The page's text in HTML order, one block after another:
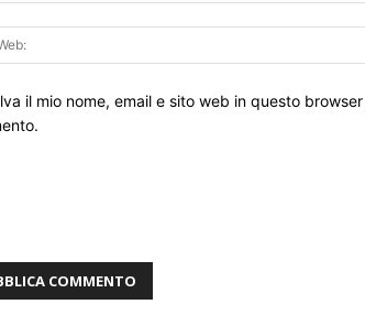
il mio nome, email e sito web in questo